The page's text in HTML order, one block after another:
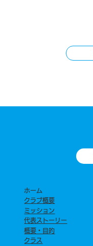
ホーム
​クラブ概要
​ミッション
代表ストーリー
概要・目的
クラス